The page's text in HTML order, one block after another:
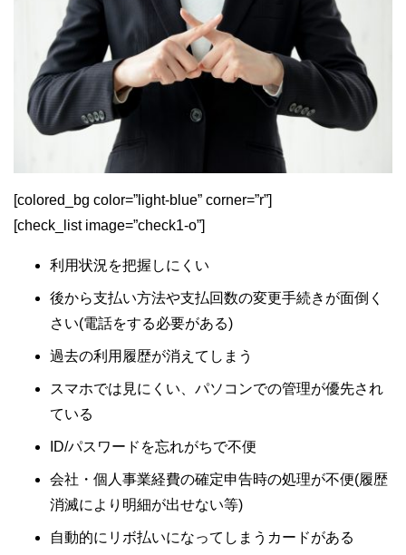
[colored_bg color=”light‐blue” corner=”r”]
[check_list image=”check1-o”]
利用状況を把握しにくい
後から支払い方法や支払回数の変更手続きが面倒く
さい(電話をする必要がある)
過去の利用履歴が消えてしまう
スマホでは見にくい、パソコンでの管理が優先され
ている
ID/パスワードを忘れがちで不便
会社・個人事業経費の確定申告時の処理が不便(履歴
消滅により明細が出せない等)
自動的にリボ払いになってしまうカードがある